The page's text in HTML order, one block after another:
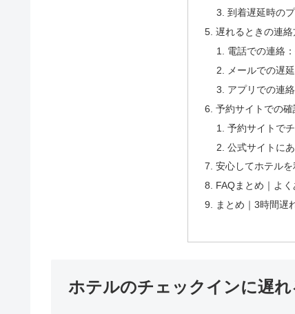
到着遅延時の
遅れるときの連絡
電話での連絡
メールでの遅
アプリでの連絡
予約サイトでの
予約サイトで
公式サイトに
安心してホテル
FAQまとめ｜よ
まとめ｜3時間遅
ホテルのチェックインに遅れ